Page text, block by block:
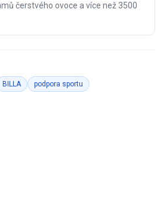
čerstvého ovoce a více než 3500
BILLA
podpora sportu